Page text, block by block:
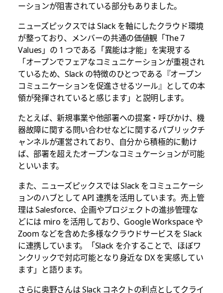
ーションが阻害されている部分もありました。
ニューズピックスでは Slack を軸にしたクラウド環境
が整っており、メンバーの共通の価値観「The 7
Values」の 1 つである「異能は才能」を実現する
「オープンでフェアなコミュニケーションが重視され
ているため、Slack の特徴のひとつである『オープン
コミュニケーションを促進させるツール』としての本
領が発揮されていると感じます」と説明します。
たとえば、新規事業や他部署への提案・呼びかけ、機
器故障に関する問い合わせなどに関するパブリックチ
ャンネルが運営されており、自分から積極的に動け
ば、部署を超えたオープンなコミュケーションが可能
といいます。
また、ニューズピックスでは Slack をコミュニケーシ
ョンのハブとして API 連携を活用しています。売上管
理は Salesforce、企画やプロジェクトの進捗管理な
どには miro を活用しており、Google Workspace や
Zoom などを含めた多様なクラウドサービスを Slack
に連携しています。「Slack を介することで、ほぼワ
ンクリックで対応可能となり身近な DX を実感してい
ます」と語ります。
さらに奥野さんは Slack コネクトの利点としてクライ